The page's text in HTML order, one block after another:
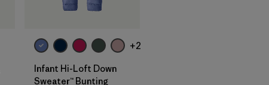
+2
Infant Hi-Loft Down
Sweater™ Bunting